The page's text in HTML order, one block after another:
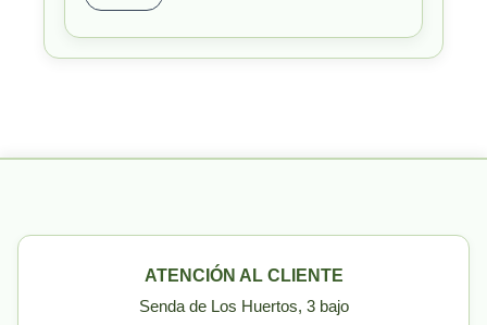
ATENCIÓN AL CLIENTE
Senda de Los Huertos, 3 bajo